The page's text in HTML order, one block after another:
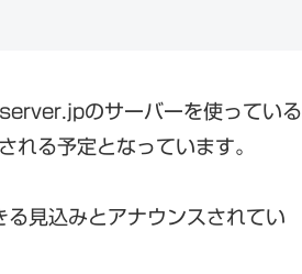
のサーバーを使っている
れる予定となっています。
見込みとアナウンスされてい